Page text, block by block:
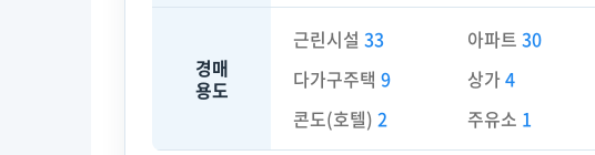
경매
용도
근린시설 33 아파트30
다가구주택 9 상가4
콘도(호텔) 2 주유소 1